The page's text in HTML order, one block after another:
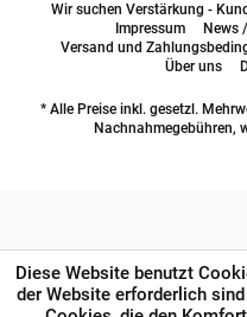
Wir suchen Verstärkung -
Impressum
News
Versand und
Über uns
* Alle Preise inkl. gesetzl.
Nachnahmegebühren,
Diese Website benutzt
der Website erforderlich